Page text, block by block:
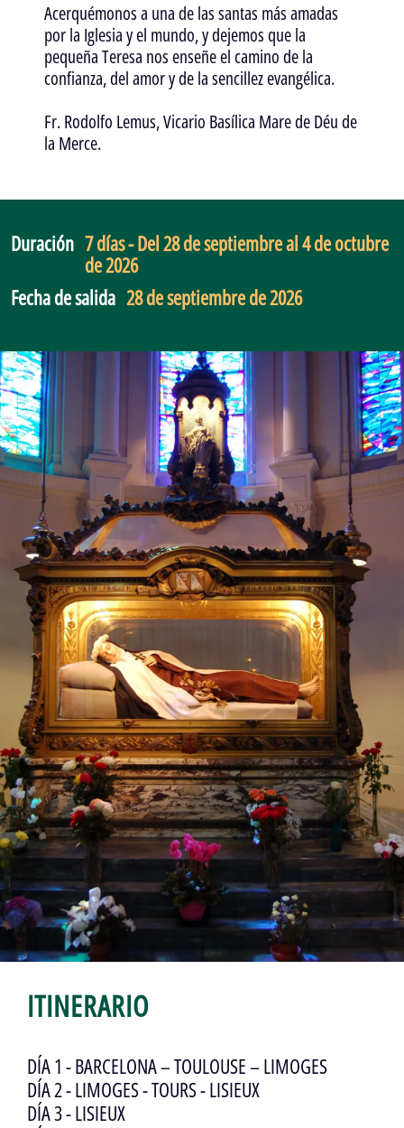
Acerquémonos a una de las santas más amadas
por la Iglesia y el mundo, y dejemos que la
pequeña Teresa nos enseñe el camino de la
confianza, del amor y de la sencillez evangélica.
Fr. Rodolfo Lemus, Vicario Basílica Mare de Déu de
la Merce.
Duración 7 días - Del 28 de septiembre al 4 de octubre
de 2026
Fecha de salida 28 de septiembre de 2026
ITINERARIO
DÍA 1 - BARCELONA – TOULOUSE – LIMOGES
DÍA 2 - LIMOGES - TOURS - LISIEUX
DÍA 3 - LISIEUX